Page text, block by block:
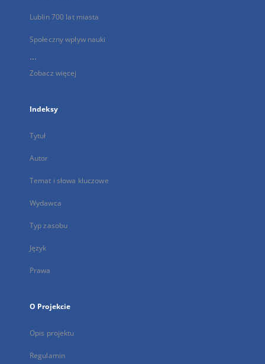
Lublin 700 lat miasta
Społeczny wpływ nauki
...
Zobacz więcej
Indeksy
Tytuł
Autor
Temat i słowa kluczowe
Wydawca
Typ zasobu
Język
Prawa
O Projekcie
Opis projektu
Regulamin